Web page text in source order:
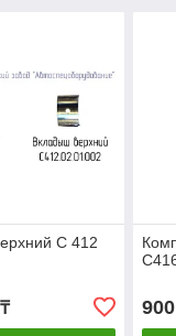
С 412